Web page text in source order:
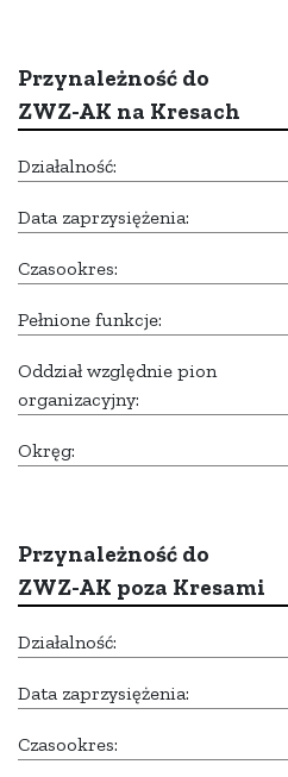
Przynależność do
ZWZ-AK na Kresach
Działalność:
Data zaprzysiężenia:
Czasookres:
Pełnione funkcje:
Oddział względnie pion
organizacyjny:
Okręg:
Przynależność do
ZWZ-AK poza Kresami
Działalność:
Data zaprzysiężenia:
Czasookres: